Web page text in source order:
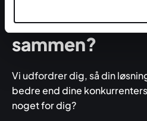
Skal vi lave
sammen?
Vi udfordrer dig, så din
bedre end dine
noget for dig?